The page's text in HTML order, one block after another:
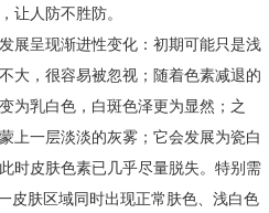
让人防不胜防。
展呈现渐进性变化：初期可能只是浅
大，很容易被忽视；随着色素减退的
为乳白色，白斑色泽更为显然；之
上一层淡淡的灰雾；它会发展为瓷白
时皮肤色素已几乎尽量脱失。特别需
皮肤区域同时出现正常肤色、浅白色